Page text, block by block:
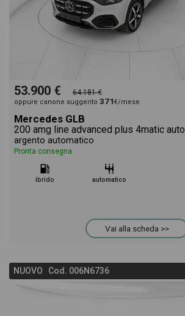
53.900 € 64.181 €
oppure canone suggerito 371€/mese
Mercedes GLB
200 amg line advanced plus 4matic auto
argento automatico
Pronta consegna
ibrido automatico
Vai alla scheda >>
NUOVO Cod. 006N6736